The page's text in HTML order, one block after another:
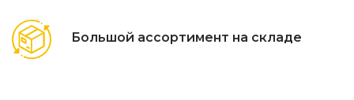
Большой ассортимент на складе